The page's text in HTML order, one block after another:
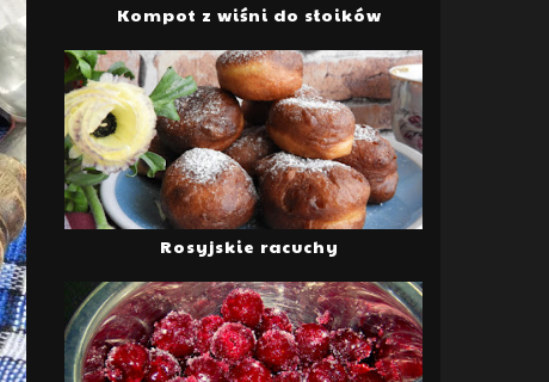
Kompot z wiśni do słoików
Rosyjskie racuchy